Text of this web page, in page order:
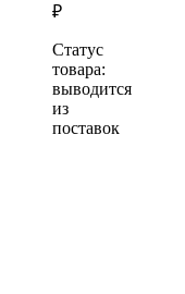
₽
Статус
товара:
выводится
из
поставок